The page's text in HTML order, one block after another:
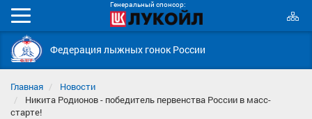
Генеральный спонсор:
Мобильное
меню
Федерация лыжных гонок России
Главная
Новости
Никита Родионов - победитель первенства России в масс-
старте!